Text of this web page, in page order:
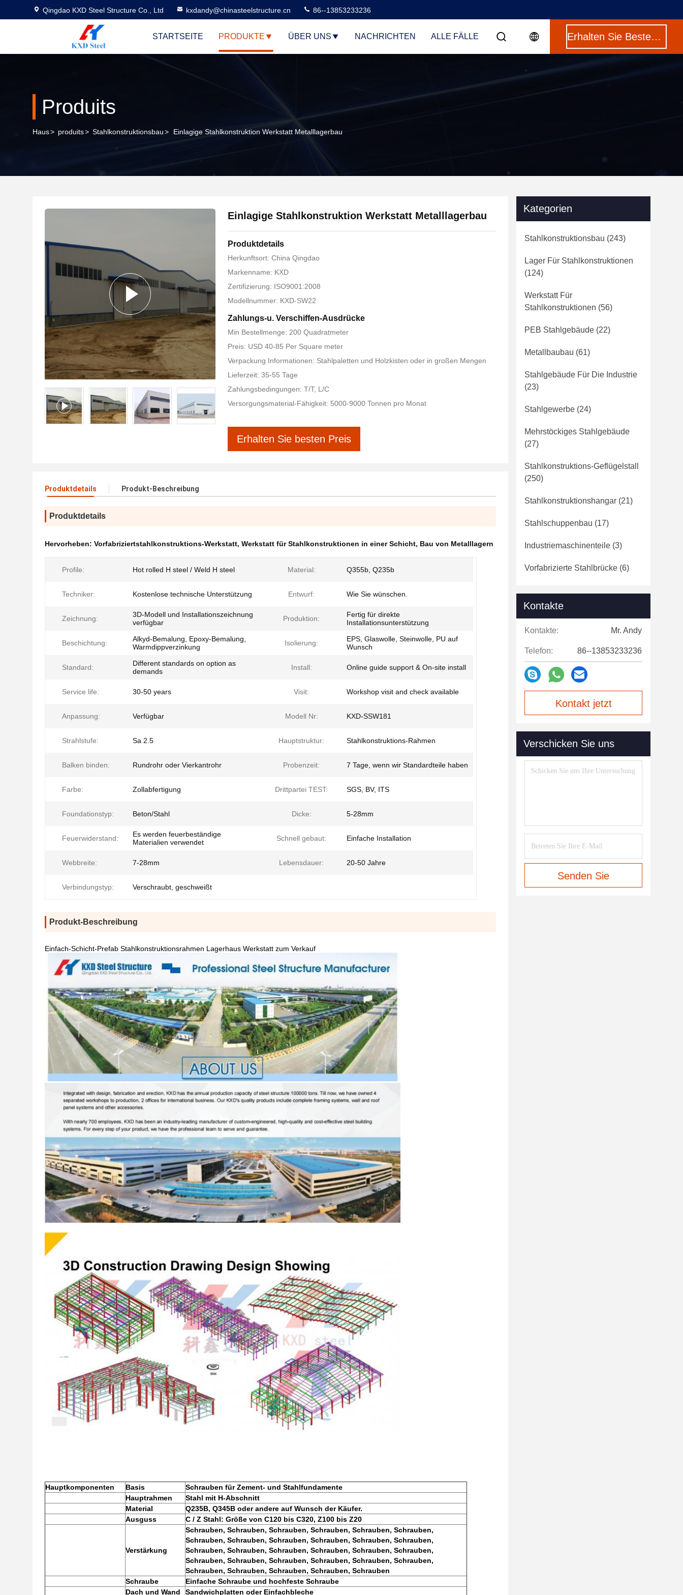
Qingdao KXD Steel Structure Co., Ltd kxdandy@chinasteelstructure.cn 86--13853233236
STARTSEITE PRODUKTE ÜBER UNS NACHRICHTEN ALLE FÄLLE Erhalten Sie Besten Preis
Produits
Haus> produits> Stahlkonstruktionsbau> Einlagige Stahlkonstruktion Werkstatt Metalllagerbau
Einlagige Stahlkonstruktion Werkstatt Metalllagerbau
Produktdetails
Herkunftsort: China Qingdao
Markenname: KXD
Zertifizierung: ISO9001:2008
Modellnummer: KXD-SW22
Zahlungs-u. Verschiffen-Ausdrücke
Min Bestellmenge: 200 Quadratmeter
Preis: USD 40-85 Per Square meter
Verpackung Informationen: Stahlpaletten und Holzkisten oder in großen Mengen
Lieferzeit: 35-55 Tage
Zahlungsbedingungen: T/T, L/C
Versorgungsmaterial-Fähigkeit: 5000-9000 Tonnen pro Monat
Erhalten Sie besten Preis
Produktdetails Produkt-Beschreibung
Produktdetails
Hervorheben: Vorfabriziertstahlkonstruktions-Werkstatt, Werkstatt für Stahlkonstruktionen in einer Schicht, Bau von Metalllagern
Profile: Hot rolled H steel / Weld H steel Material: Q355b, Q235b
Techniker: Kostenlose technische Unterstützung Entwurf: Wie Sie wünschen.
Zeichnung:
3D-Modell und Installationszeichnung
verfügbar
Produktion:
Fertig für direkte
Installationsunterstützung
Beschichtung:
Alkyd-Bemalung, Epoxy-Bemalung,
Warmdippverzinkung
Isolierung:
EPS, Glaswolle, Steinwolle, PU auf
Wunsch
Standard:
Different standards on option as
demands
Install: Online guide support & On-site install
Service life: 30-50 years Visit: Workshop visit and check available
Anpassung: Verfügbar Modell Nr: KXD-SSW181
Strahlstufe: Sa 2.5 Hauptstruktur: Stahlkonstruktions-Rahmen
Balken binden: Rundrohr oder Vierkantrohr Probenzeit: 7 Tage, wenn wir Standardteile haben
Farbe: Zollabfertigung Drittpartei TEST: SGS, BV, ITS
Foundationstyp: Beton/Stahl Dicke: 5-28mm
Feuerwiderstand:
Es werden feuerbeständige
Materialien verwendet
Schnell gebaut: Einfache Installation
Webbreite: 7-28mm Lebensdauer: 20-50 Jahre
Verbindungstyp: Verschraubt, geschweißt
Produkt-Beschreibung
Einfach-Schicht-Prefab Stahlkonstruktionsrahmen Lagerhaus Werkstatt zum Verkauf
Hauptkomponenten Basis
Schrauben für Zement- und Stahlfundamente
Hauptrahmen
Stahl mit H-Abschnitt
Material
Q235B, Q345B oder andere auf Wunsch der Käufer.
Ausguss
C / Z Stahl: Größe von C120 bis C320, Z100 bis Z20
Verstärkung
Schrauben, Schrauben, Schrauben, Schrauben, Schrauben, Schrauben,
Schrauben, Schrauben, Schrauben, Schrauben, Schrauben, Schrauben,
Schrauben, Schrauben, Schrauben, Schrauben, Schrauben, Schrauben,
Schrauben, Schrauben, Schrauben, Schrauben, Schrauben, Schrauben,
Schrauben, Schrauben, Schrauben, Schrauben, Schrauben
Schraube
Einfache Schraube und hochfeste Schraube
Dach und Wand
Sandwichplatten oder Einfachbleche
Kategorien
Stahlkonstruktionsbau (243)
Lager Für Stahlkonstruktionen
(124)
Werkstatt Für
Stahlkonstruktionen (56)
PEB Stahlgebäude (22)
Metallbaubau (61)
Stahlgebäude Für Die Industrie
(23)
Stahlgewerbe (24)
Mehrstöckiges Stahlgebäude
(27)
Stahlkonstruktions-Geflügelstall
(250)
Stahlkonstruktionshangar (21)
Stahlschuppenbau (17)
Industriemaschinenteile (3)
Vorfabrizierte Stahlbrücke (6)
Kontakte
Kontakte: Mr. Andy
Telefon: 86--13853233236
Kontakt jetzt
Verschicken Sie uns
Senden Sie